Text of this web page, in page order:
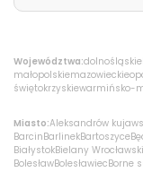
Województwa:dolnośląskie
małopolskiemazowieckie
świętokrzyskiewarmińsko-
Miasto:Aleksandrów
BarcinBarlinekBartoszyce
BiałystokBielany
BolesławBolesławiecBorne